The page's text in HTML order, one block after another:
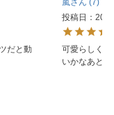
だと動
投稿日
可愛らしく
いかなあと